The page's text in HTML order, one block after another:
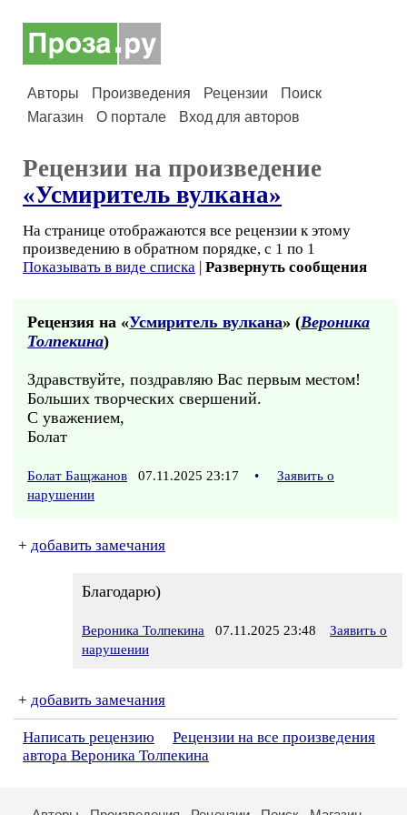
Авторы Произведения Рецензии
Поиск
Магазин
О портале Вход для авторов
Рецензии на произведение
«Усмиритель вулкана»
На странице отображаются все рецензии к этому
произведению в обратном порядке, с 1 по 1
Показывать в виде списка | Развернуть сообщения
Рецензия на «Усмиритель вулкана» (Вероника
Толпекина)
Здравствуйте, поздравляю Вас первым местом!
Больших творческих свершений.
С уважением,
Болат
Болат Бащжанов 07.11.2025 23:17 •
Заявить о
нарушении
+ добавить замечания
Благодарю)
Вероника Толпекина 07.11.2025 23:48
Заявить о
нарушении
+ добавить замечания
Написать рецензию
Рецензии на все произведения
автора Вероника Толпекина